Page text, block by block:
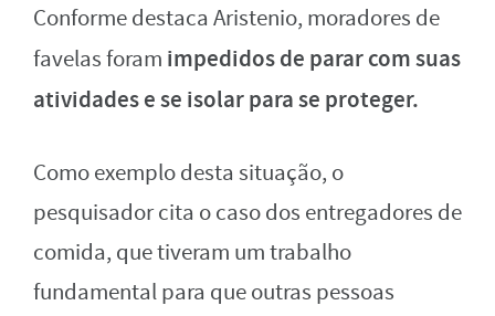
Conforme destaca Aristenio, moradores de
favelas foram impedidos de parar com suas
atividades e se isolar para se proteger.
Como exemplo desta situação, o
pesquisador cita o caso dos entregadores de
comida, que tiveram um trabalho
fundamental para que outras pessoas